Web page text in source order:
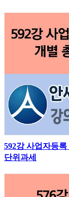
592강 사업자등
단위과세